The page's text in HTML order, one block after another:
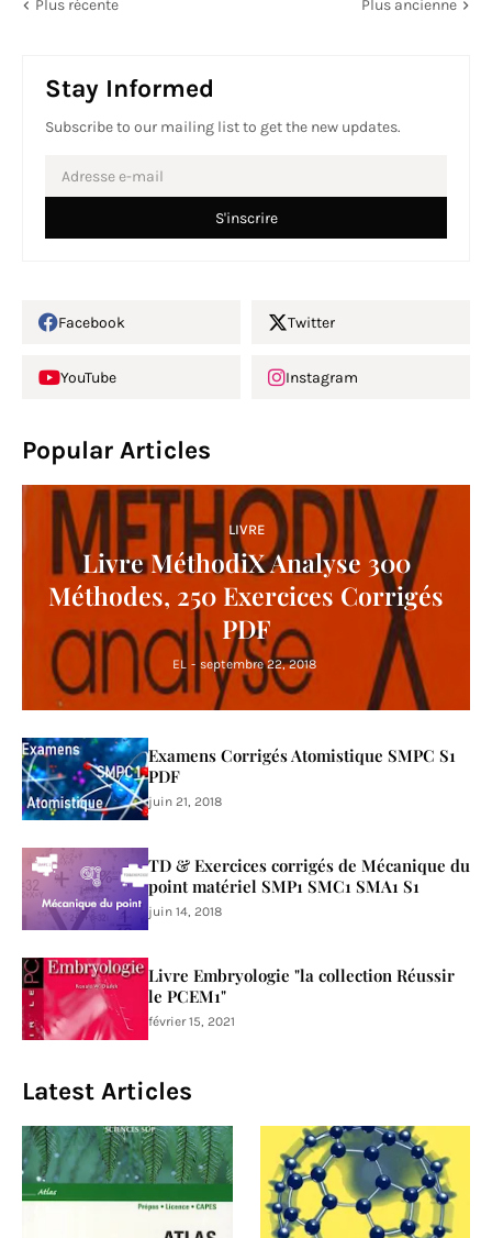
Plus récente Plus ancienne
Stay Informed
Subscribe to our mailing list to get the new updates.
Facebook Twitter
YouTube Instagram
Popular Articles
LIVRE
Livre MéthodiX Analyse 300
Méthodes, 250 Exercices Corrigés
PDF
EL - septembre 22, 2018
Examens Corrigés Atomistique SMPC S1
PDF
juin 21, 2018
TD & Exercices corrigés de Mécanique du
point matériel SMP1 SMC1 SMA1 S1
juin 14, 2018
Livre Embryologie "la collection Réussir
le PCEM1"
février 15, 2021
Latest Articles